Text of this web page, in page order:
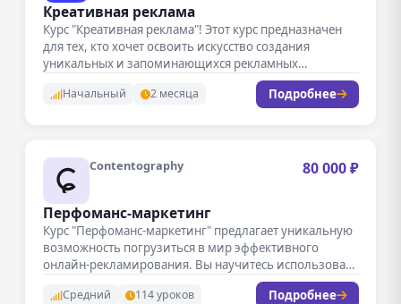
Креативная реклама
Курс "Креативная реклама"! Этот курс предназначен
для тех, кто хочет освоить искусство создания
уникальных и запоминающихся рекламных
Начальный 2 месяца Подробнее
Contentography 80 000 ₽
Перфоманс-маркетинг
Курс "Перфоманс-маркетинг" предлагает уникальную
возможность погрузиться в мир эффективного
онлайн-рекламирования. Вы научитесь использовать
современные инструменты и стратегии для…
Средний 114 уроков Подробнее